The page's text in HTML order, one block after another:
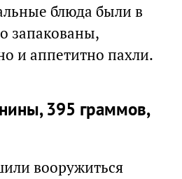
блюда были в
запакованы,
и аппетитно пахли.
395 граммов,
вооружиться